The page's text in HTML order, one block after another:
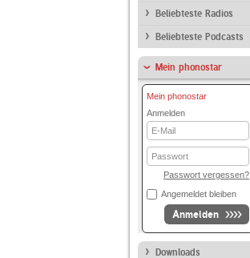
Beliebteste Radios
Beliebteste Podcasts
Mein phonostar
Mein phonostar
Anmelden
E-
Mail
Passwort
Passwort vergessen?
Angemeldet bleiben
Anmelden
Downloads